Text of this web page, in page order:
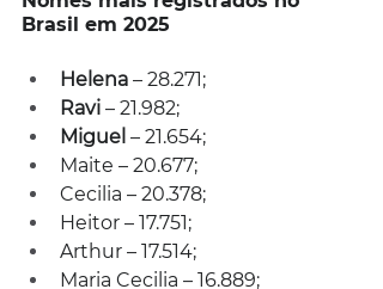
Brasil em 2025
Helena – 28.271;
Ravi – 21.982;
Miguel – 21.654;
Maite – 20.677;
Cecilia – 20.378;
Heitor – 17.751;
Arthur – 17.514;
Maria Cecilia – 16.889;